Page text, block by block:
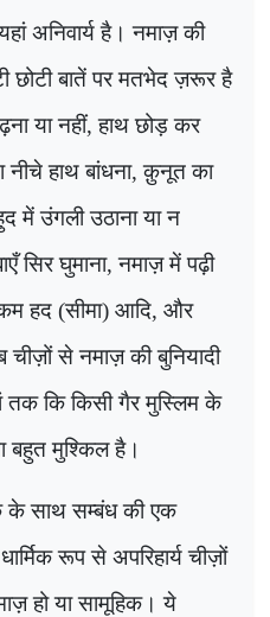
अनिवार्य है। नमाज़ की
छोटी बातें पर मतभेद ज़रूर है
या नहीं,हाथ छोड़ कर
हाथ बांधना,क़ुनूत का
में उंगली उठाना या न
सिर घुमाना, नमाज़ में पढ़ी
हद (सीमा) आदि, और
से नमाज़ की बुनियादी
तक ​​कि किसी गैर मुस्लिम के
बहुत मुश्किल है।
के साथ सम्बंध की एक
रूप से अपरिहार्य चीज़ों
हो या सामूहिक। ये